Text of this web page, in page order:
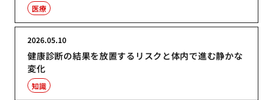
医療
健康診断の結果を放置するリスクと体内で進む静かな
変化
2026.05.10
知識